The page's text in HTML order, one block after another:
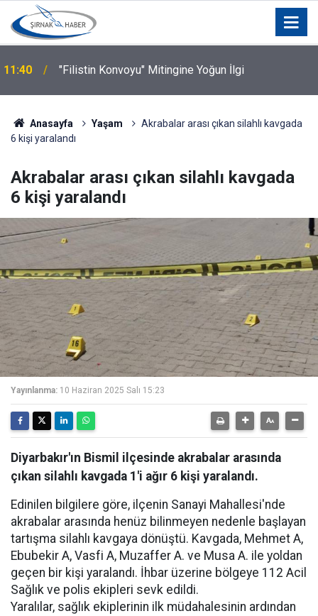
11:40 "Filistin Konvoyu" Mitingine Yoğun İlgi
Anasayfa Yaşam
Akrabalar arası çıkan silahlı kavgada
6 kişi yaralandı
Akrabalar arası çıkan silahlı kavgada
6 kişi yaralandı
Yayınlanma: 10 Haziran 2025 Salı 15:23
Diyarbakır'ın Bismil ilçesinde akrabalar arasında
çıkan silahlı kavgada 1'i ağır 6 kişi yaralandı.
Edinilen bilgilere göre, ilçenin Sanayi Mahallesi'nde
akrabalar arasında henüz bilinmeyen nedenle başlayan
tartışma silahlı kavgaya dönüştü. Kavgada, Mehmet A,
Ebubekir A, Vasfi A, Muzaffer A. ve Musa A. ile yoldan
geçen bir kişi yaralandı. İhbar üzerine bölgeye 112 Acil
Sağlık ve polis ekipleri sevk edildi.
Yaralılar, sağlık ekiplerinin ilk müdahalesinin ardından